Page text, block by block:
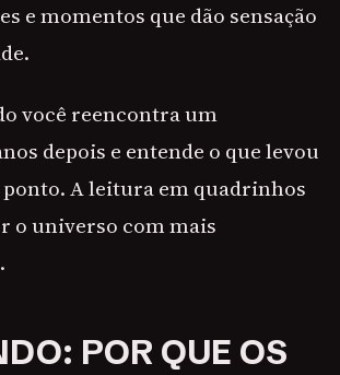
e momentos que dão sensação
você reencontra um
depois e entende o que levou
ponto. A leitura em quadrinhos
o universo com mais
POR QUE OS